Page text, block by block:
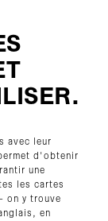
avec leur
d'obtenir
une
les cartes
on y trouve
en